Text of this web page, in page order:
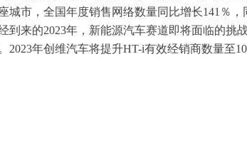
城市，全国年度销售网络数量同比增长141％，
到来的2023年，新能源汽车赛道即将面临的挑
年创维汽车将提升HT-i有效经销商数量至